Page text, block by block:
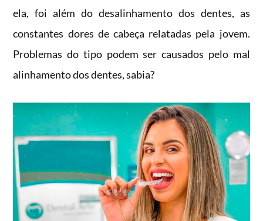
ela, foi além do desalinhamento dos dentes, as
constantes dores de cabeça relatadas pela jovem.
Problemas do tipo podem ser causados pelo mal
alinhamento dos dentes, sabia?